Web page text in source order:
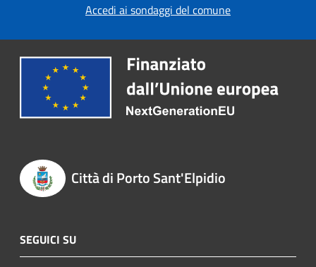
Accedi ai sondaggi del comune
Città di Porto Sant'Elpidio
SEGUICI SU